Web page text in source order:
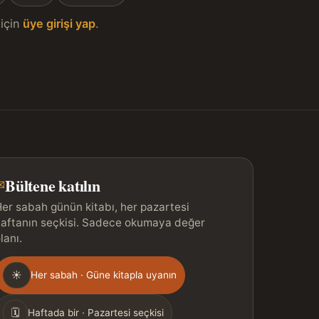
üye girişi yap.
Bültene katılın
sabah günün kitabı, her pazartesi
seçkisi. Sadece okumaya değer
☀ Her sabah · Güne kitapla uyanın
🗓 Haftada bir · Pazartesi seçkisi